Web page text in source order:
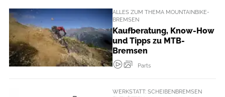
ALLES ZUM THEMA MOUNTAINBIKE-
BREMSEN
Kaufberatung, Know-How
und Tipps zu MTB-
Bremsen
Parts
WERKSTATT: SCHEIBENBREMSEN